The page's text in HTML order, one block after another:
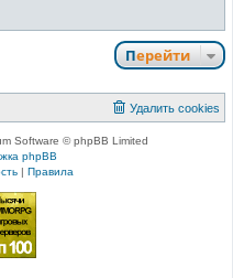
Перейти
Удалить cookies
Software © phpBB Limited
phpBB
| Правила